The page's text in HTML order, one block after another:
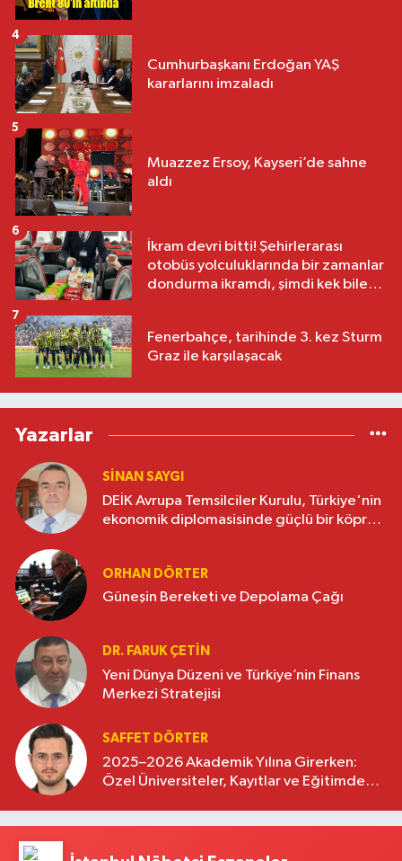
Cumhurbaşkanı Erdoğan YAŞ
kararlarını imzaladı
4
Muazzez Ersoy, Kayseri’de sahne
aldı
5
İkram devri bitti! Şehirlerarası
otobüs yolculuklarında bir zamanlar
dondurma ikramdı, şimdi kek bile
6
Fenerbahçe, tarihinde 3. kez Sturm
Graz ile karşılaşacak
7
Yazarlar
SINAN SAYGI
DEİK Avrupa Temsilciler Kurulu, Türkiye'nin
ekonomik diplomasisinde güçlü bir köprü
ORHAN DÖRTER
Güneşin Bereketi ve Depolama Çağı
DR. FARUK ÇETİN
Yeni Dünya Düzeni ve Türkiye’nin Finans
Merkezi Stratejisi
SAFFET DÖRTER
2025–2026 Akademik Yılına Girerken:
Özel Üniversiteler, Kayıtlar ve Eğitimde